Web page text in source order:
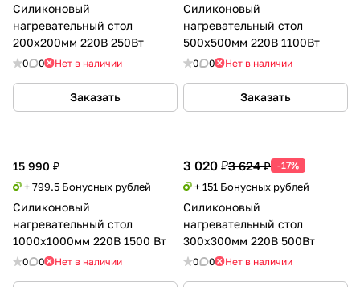
Силиконовый
нагревательный стол
200х200мм 220В 250Вт
0 0 Нет в наличии
Заказать
Силиконовый
нагревательный стол
500х500мм 220В 1100Вт
0 0 Нет в наличии
Заказать
15 990 ₽
+ 799.5 Бонусных рублей
Силиконовый
нагревательный стол
1000х1000мм 220В 1500 Вт
0 0 Нет в наличии
3 020 ₽3 624 ₽ -17%
+ 151 Бонусных рублей
Силиконовый
нагревательный стол
300х300мм 220В 500Вт
0 0 Нет в наличии